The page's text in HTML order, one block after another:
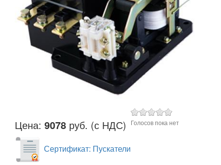
Цена: 9078 руб. (с НДС)
Сертификат: Пускатели
Голосов пока нет